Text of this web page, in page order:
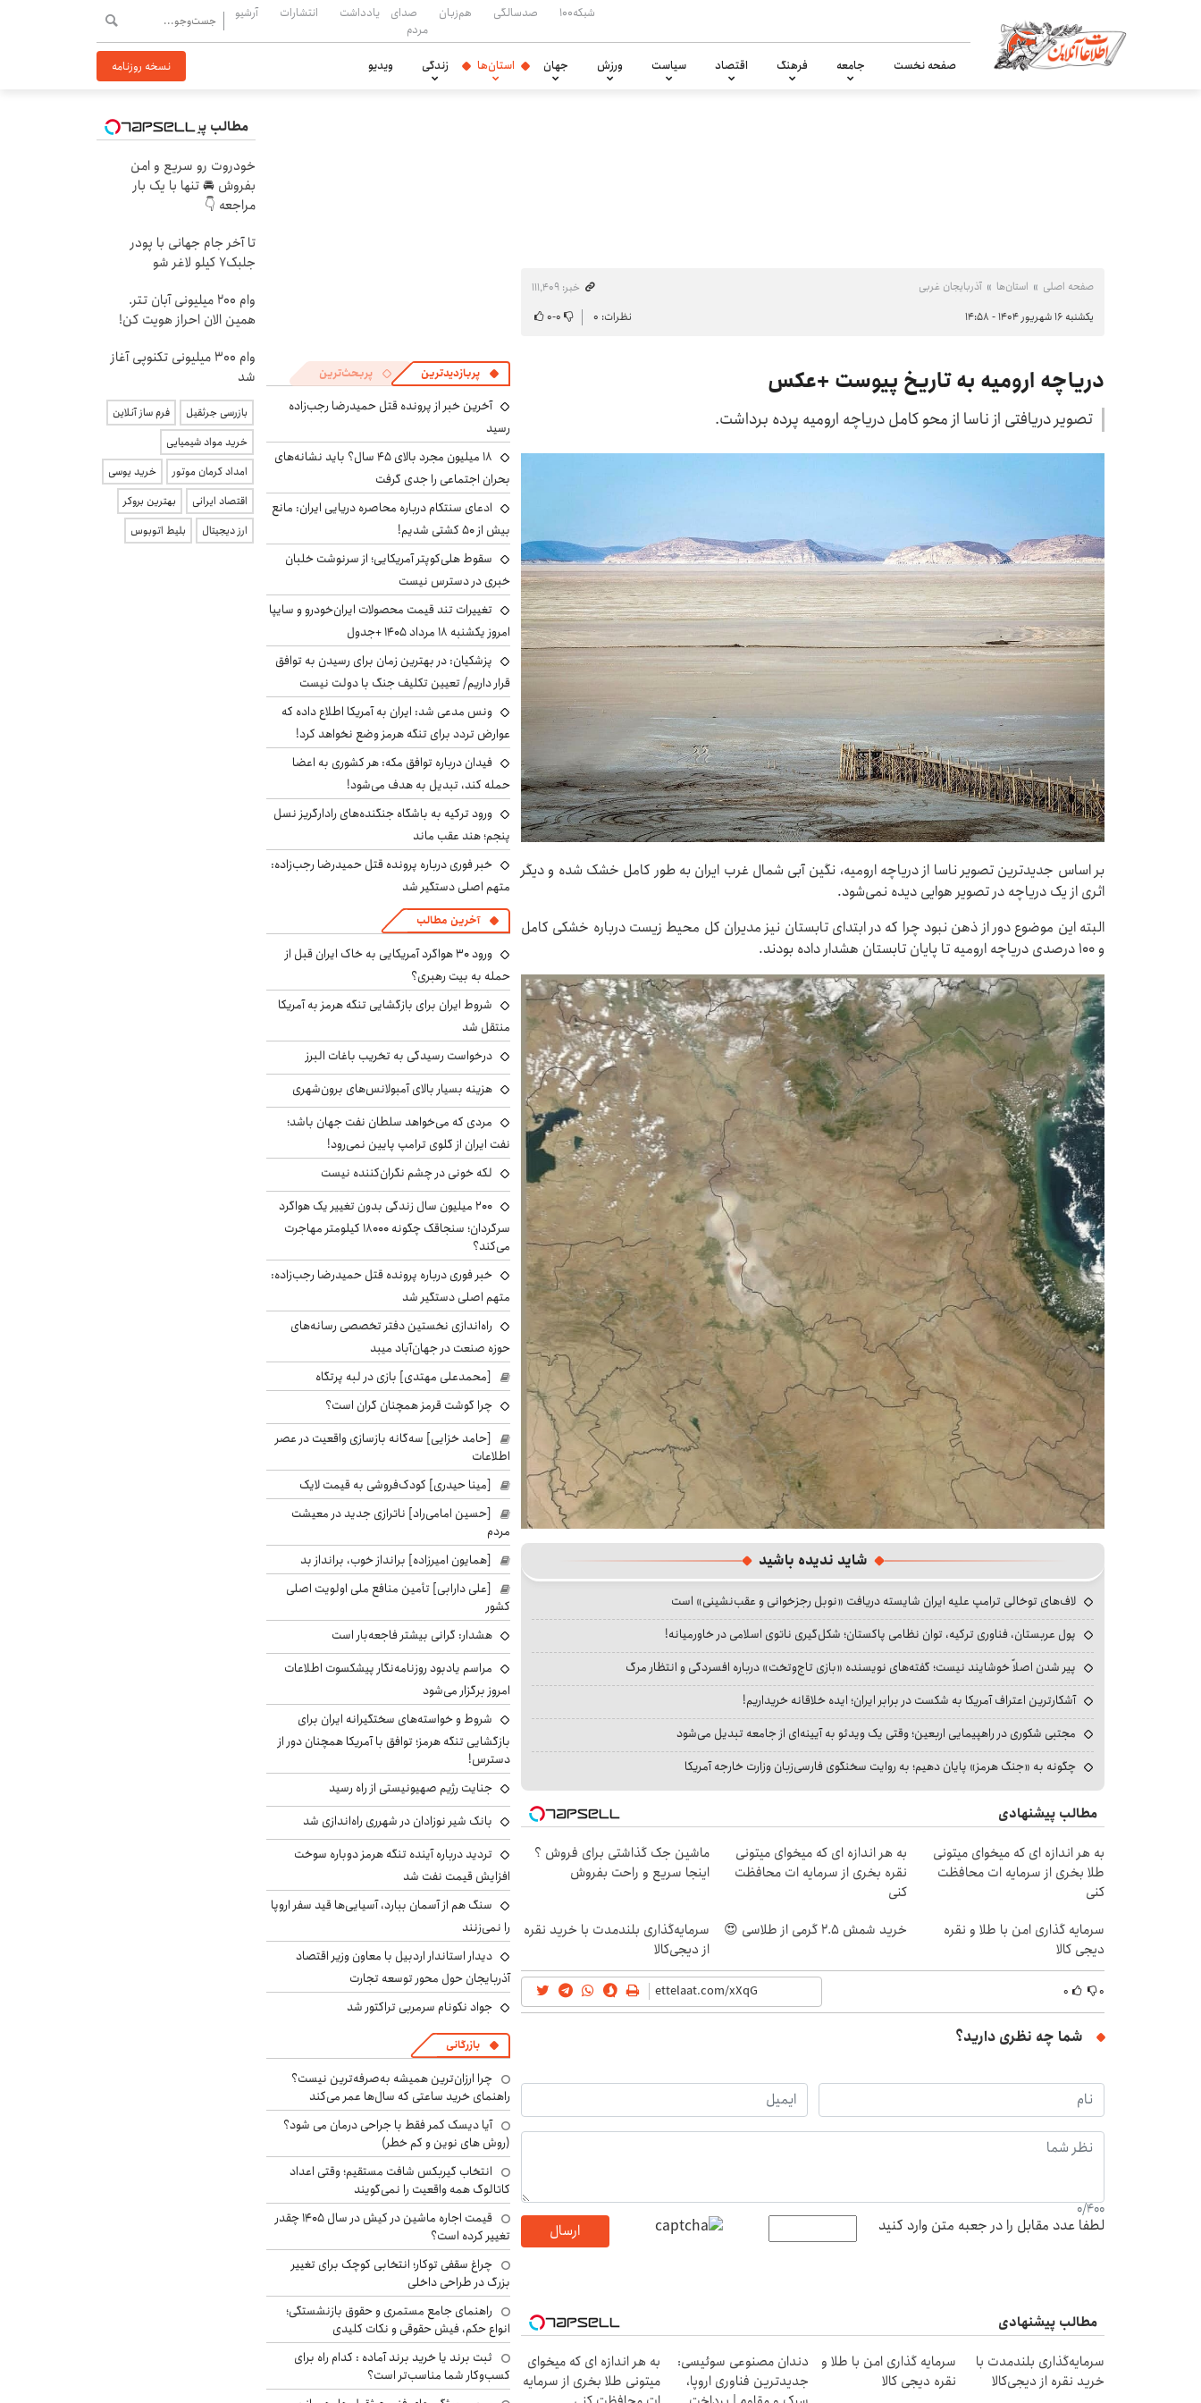
شبکه۱۰۰ صدسالگی هم‌زبان
صدای
مردم
یادداشت انتشارات آرشیو
صفحه نخست جامعه فرهنگ اقتصاد سیاست ورزش جهان استان‌ها زندگی ویدیو نسخه روزنامه
صفحه اصلی استان‌ها آذربایجان غربی
خبر: ۱۱۱٬۴۰۹
یکشنبه ۱۶ شهریور ۱۴۰۴ - ۱۴:۵۸
نظرات: ۰ ۰-۰
دریاچه ارومیه به تاریخ پیوست +عکس
تصویر دریافتی از ناسا از محو کامل دریاچه ارومیه پرده برداشت.
بر اساس جدیدترین تصویر ناسا از دریاچه ارومیه، نگین آبی شمال غرب ایران به طور کامل خشک شده و دیگر
اثری از یک دریاچه در تصویر هوایی دیده نمی‌شود.
البته این موضوع دور از ذهن نبود چرا که در ابتدای تابستان نیز مدیران کل محیط زیست درباره خشکی کامل
و ۱۰۰ درصدی دریاچه ارومیه تا پایان تابستان هشدار داده بودند.
شاید ندیده باشید
لاف‌های توخالی ترامپ علیه ایران شایسته دریافت «نوبل رجزخوانی و عقب‌نشینی» است
پول عربستان، فناوری ترکیه، توان نظامی پاکستان؛ شکل‌گیری ناتوی اسلامی در خاورمیانه!
پیر شدن اصلاً خوشایند نیست؛ گفته‌های نویسنده «بازی تاج‌وتخت» درباره افسردگی و انتظار مرگ
آشکارترین اعتراف آمریکا به شکست در برابر ایران؛ ایده خلاقانه خریداریم!
مجتبی شکوری در راهپیمایی اربعین؛ وقتی یک ویدئو به آیینه‌ای از جامعه تبدیل می‌شود
چگونه به «جنگ هرمز» پایان دهیم؛ به روایت سخنگوی فارسی‌زبان وزارت خارجه آمریکا
مطالب پیشنهادی
به هر اندازه ای که میخوای میتونی
طلا بخری از سرمایه ات محافظت
کنی
به هر اندازه ای که میخوای میتونی
نقره بخری از سرمایه ات محافظت
کنی
ماشین جک گذاشتی برای فروش ؟
اینجا سریع و راحت بفروش
سرمایه گذاری امن با طلا و نقره
دیجی کالا
خرید شمش 2.5 گرمی از طلاسی 😍
سرمایه‌گذاری بلندمدت با خرید نقره
از دیجی‌کالا
۰ ۰
شما چه نظری دارید؟
0/400
لطفا عدد مقابل را در جعبه متن وارد کنید ارسال
مطالب پیشنهادی
سرمایه‌گذاری بلندمدت با
خرید نقره از دیجی‌کالا
سرمایه گذاری امن با طلا و
نقره دیجی کالا
دندان مصنوعی سوئیسی:
جدیدترین فناوری اروپا،
به هر اندازه ای که میخوای
میتونی طلا بخری از سرمایه
پربازدیدترین پربحث‌ترین
آخرین خبر از پرونده قتل حمیدرضا رجب‌زاده
رسید
۱۸ میلیون مجرد بالای ۴۵ سال؟ باید نشانه‌های
بحران اجتماعی را جدی گرفت
ادعای سنتکام درباره محاصره دریایی ایران: مانع
بیش از ۵۰ کشتی شدیم!
سقوط هلی‌کوپتر آمریکایی؛ از سرنوشت خلبان
خبری در دسترس نیست
تغییرات تند قیمت محصولات ایران‌خودرو و سایپا
امروز یکشنبه ۱۸ مرداد ۱۴۰۵ +جدول
پزشکیان‌: در بهترین زمان برای رسیدن به توافق
قرار داریم/ تعیین تکلیف جنگ با دولت نیست
ونس مدعی شد: ایران به آمریکا اطلاع داده که
عوارض تردد برای تنگه هرمز وضع نخواهد کرد!
فیدان درباره توافق مکه: هر کشوری به اعضا
حمله کند، تبدیل به هدف می‌شود!
ورود ترکیه به باشگاه جنگنده‌های رادارگریز نسل
پنجم؛ هند عقب ماند
خبر فوری درباره پرونده قتل حمیدرضا رجب‌زاده:
متهم اصلی دستگیر شد
آخرین مطالب
ورود ۳۰ هواگرد آمریکایی به خاک ایران قبل از
حمله به بیت رهبری؟
شروط ایران برای بازگشایی تنگه هرمز به آمریکا
منتقل شد
درخواست رسیدگی به تخریب باغات البرز
هزینه بسیار بالای آمبولانس‌های برون‌شهری
مردی که می‌خواهد سلطان نفت جهان باشد؛
نفت ایران از گلوی ترامپ پایین نمی‌رود!
لکه خونی در چشم نگران‌کننده نیست
۲۰۰ میلیون سال زندگی بدون تغییر یک هواگرد
سرگردان؛ سنجاقک‌ چگونه ۱۸۰۰۰ کیلومتر مهاجرت
می‌کند؟
خبر فوری درباره پرونده قتل حمیدرضا رجب‌زاده:
متهم اصلی دستگیر شد
راه‌اندازی نخستین دفتر تخصصی رسانه‌های
حوزه صنعت در جهان‌آباد میبد
[محمدعلی مهتدی] بازی در لبه پرتگاه
چرا گوشت قرمز همچنان گران است؟
[حامد خزایی] سه‌گانه بازسازی واقعیت در عصر
اطلاعات
[مینا حیدری] کودک‌فروشی به قیمت لایک
[حسین امامی‌راد] ناترازی جدید در معیشت
مردم
[همایون امیرزاده] برانداز خوب، برانداز بد
[علی دارابی] تأمین منافع ملی اولویت اصلی
کشور
هشدار: گرانی بیشتر فاجعه‌بار است
مراسم یادبود روزنامه‌نگار پیشکسوت اطلاعات
امروز برگزار می‌شود
شروط و خواسته‌های سختگیرانه ایران برای
بازگشایی تنگه هرمز؛ توافق با آمریکا همچنان دور از
دسترس!
جنایت رژیم صهیونیستی از راه رسید
بانک شیر نوزادان در شهرری راه‌اندازی شد
تردید درباره آینده تنگه هرمز دوباره سوخت
افزایش قیمت نفت شد
سنگ هم از آسمان ببارد، آسیایی‌ها قید سفر اروپا
را نمی‌زنند
دیدار استاندار اردبیل با معاون وزیر اقتصاد
آذربایجان حول محور توسعه تجارت
جواد نکونام سرمربی تراکتور شد
بازرگانی
چرا ارزان‌ترین همیشه به‌صرفه‌ترین نیست؟
راهنمای خرید ساعتی که سال‌ها عمر می‌کند
آیا دیسک کمر فقط با جراحی درمان می شود؟
(روش های نوین و کم خطر)
انتخاب گیربکس شافت مستقیم؛ وقتی اعداد
کاتالوگ همه واقعیت را نمی‌گویند
قیمت اجاره ماشین در کیش در سال ۱۴۰۵ چقدر
تغییر کرده است؟
چراغ سقفی توکار؛ انتخابی کوچک برای تغییر
بزرگ در طراحی داخلی
راهنمای جامع مستمری و حقوق بازنشستگی؛
انواع حکم، فیش حقوقی و نکات کلیدی
ثبت برند یا خرید برند آماده : کدام راه برای
کسب‌وکار شما مناسب‌تر است؟
مطالب پیشنهادی
خودروت رو سریع و امن
بفروش 🚘 تنها با یک بار
مراجعه 👇
تا آخر جام جهانی با پودر
جلبک7 کیلو لاغر شو
وام 200 میلیونی آبان تتر.
همین الان احراز هویت کن!
وام 300 میلیونی تکنوپی آغاز
شد
بازرسی جرثقیل
فرم ساز آنلاین
خرید مواد شیمیایی
امداد کرمان موتور
خرید یوسی
اقتصاد ایرانی
بهترین بروکر
ارز دیجیتال
بلیط اتوبوس